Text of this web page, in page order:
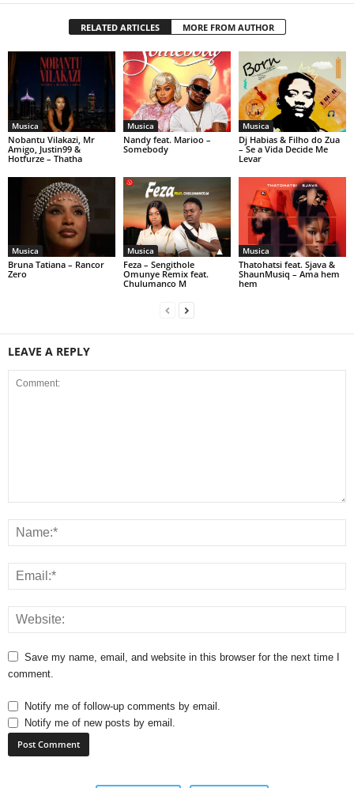
RELATED ARTICLES MORE FROM AUTHOR
Musica
Nobantu Vilakazi, Mr
Amigo, Justin99 &
Hotfurze – Thatha
Musica
Nandy feat. Marioo –
Somebody
Musica
Dj Habias & Filho do Zua
– Se a Vida Decide Me
Levar
Musica
Bruna Tatiana – Rancor
Zero
Musica
Feza – Sengithole
Omunye Remix feat.
Chulumanco M
Musica
Thatohatsi feat. Sjava &
ShaunMusiq – Ama hem
hem
LEAVE A REPLY
Save my name, email, and website in this browser for the next time I
comment.
Notify me of follow-up comments by email.
Notify me of new posts by email.